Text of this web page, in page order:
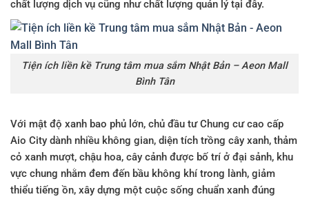
chất lượng dịch vụ cũng như chất lượng quản lý tại đây.
Tiện ích liền kề Trung tâm mua sắm Nhật Bản – Aeon Mall
Bình Tân
Với mật độ xanh bao phủ lớn, chủ đầu tưChung cư cao cấp
Aio City dành nhiều không gian, diện tích trồng cây xanh, thảm
cỏ xanh mượt, chậu hoa, cây cảnh được bố trí ở đại sảnh, khu
vực chung nhằm đem đến bầu không khí trong lành, giảm
thiểu tiếng ồn, xây dựng một cuộc sống chuẩn xanh đúng